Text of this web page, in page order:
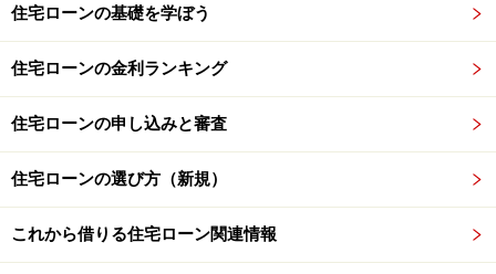
住宅ローンの基礎を学ぼう
住宅ローンの金利ランキング
住宅ローンの申し込みと審査
住宅ローンの選び方（新規）
これから借りる住宅ローン関連情報